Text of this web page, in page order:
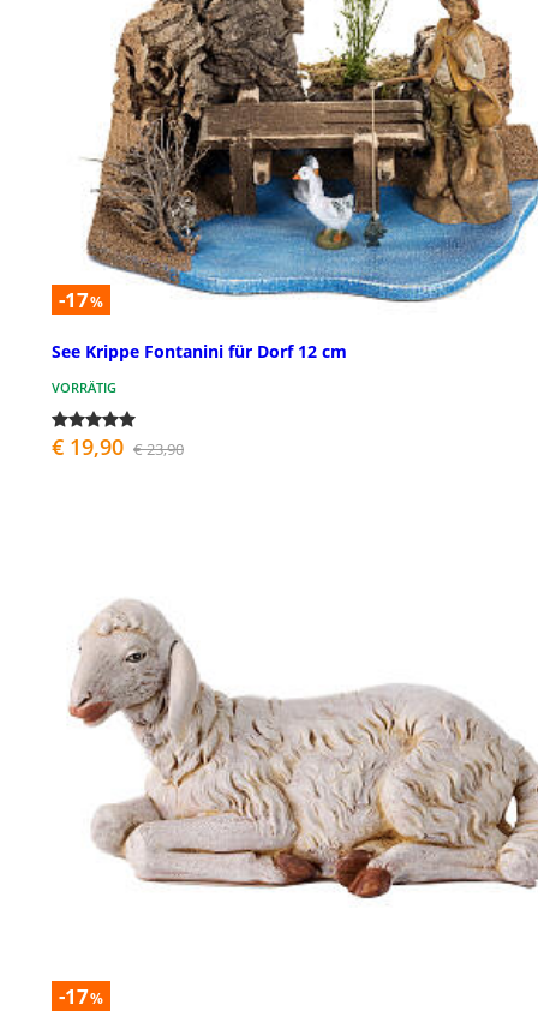
-17%
See Krippe Fontanini für Dorf 12 cm
VORRÄTIG
€ 19,90 € 23,90
-17%